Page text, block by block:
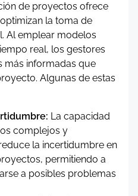
de proyectos ofrece
la toma de
Al emplear modelos
real, los gestores
más informadas que
Algunas de estas
La capacidad
complejos y
la incertidumbre en
permitiendo a
a posibles problemas